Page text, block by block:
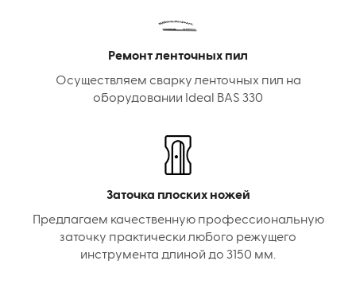
Ремонт ленточных пил
Осуществляем сварку ленточных пил на
оборудовании Ideal BAS 330
Заточка плоских ножей
Предлагаем качественную профессиональную
заточку практически любого режущего
инструмента длиной до 3150 мм.